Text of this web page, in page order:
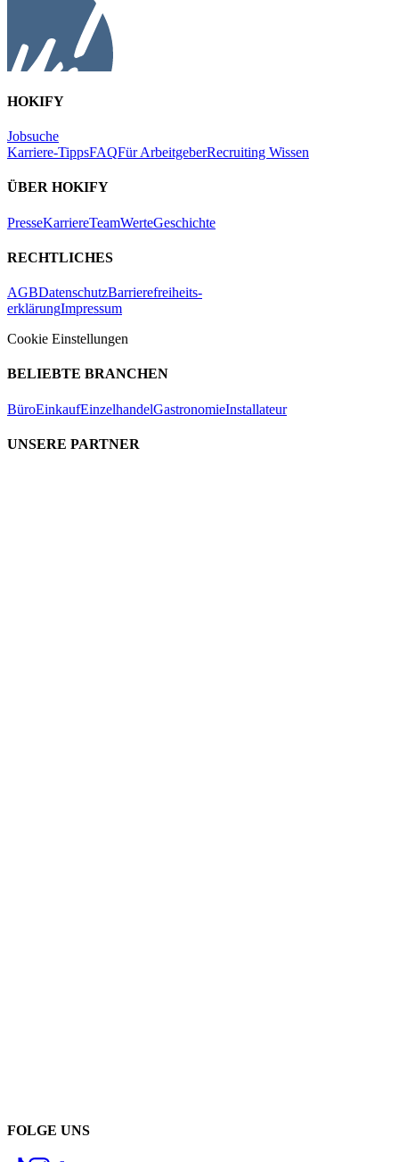
HOKIFY
Jobsuche
Karriere-TippsFAQFür ArbeitgeberRecruiting Wissen
ÜBER HOKIFY
PresseKarriereTeamWerteGeschichte
RECHTLICHES
AGBDatenschutzBarrierefreiheits-
erklärungImpressum
Cookie Einstellungen
BELIEBTE BRANCHEN
BüroEinkaufEinzelhandelGastronomieInstallateur
UNSERE PARTNER
FOLGE UNS